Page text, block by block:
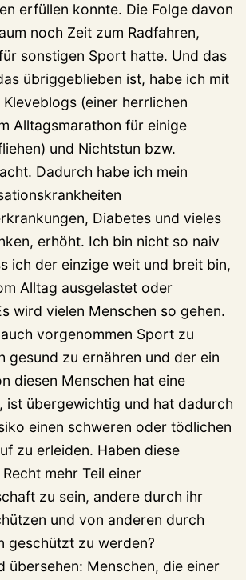
erfüllen konnte. Die Folge davon
noch Zeit zum Radfahren,
sonstigen Sport hatte. Und das
übriggeblieben ist, habe ich mit
Kleveblogs (einer herrlichen
Alltagsmarathon für einige
und Nichtstun bzw.
Dadurch habe ich mein
Diabetes und vieles
erhöht. Ich bin nicht so naiv
ich der einzige weit und breit bin,
Alltag ausgelastet oder
wird vielen Menschen so gehen.
vorgenommen Sport zu
gesund zu ernähren und der ein
diesen Menschen hat eine
ist übergewichtig und hat dadurch
einen schweren oder tödlichen
zu erleiden. Haben diese
mehr Teil einer
zu sein, andere durch ihr
und von anderen durch
geschützt zu werden?
übersehen: Menschen, die einer